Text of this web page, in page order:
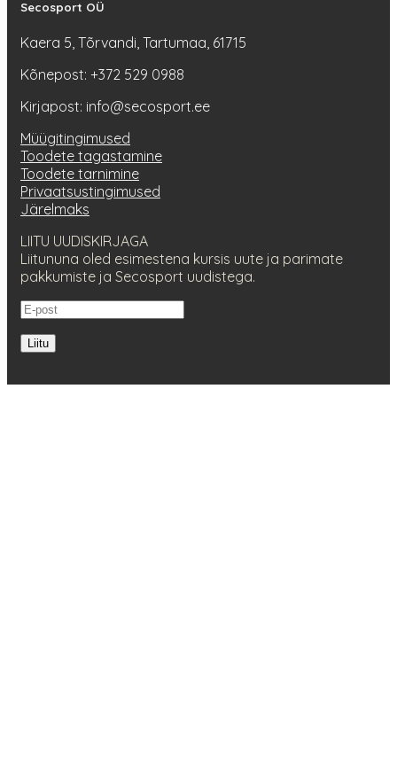
Secosport OÜ
Kaera 5, Tõrvandi, Tartumaa, 61715
Kõnepost: +372 529 0988
Kirjapost: info@secosport.ee
Müügitingimused
Toodete tagastamine
Toodete tarnimine
Privaatsustingimused
Järelmaks
LIITU UUDISKIRJAGA
Liitununa oled esimestena kursis uute ja parimate
pakkumiste ja Secosport uudistega.
Liitu